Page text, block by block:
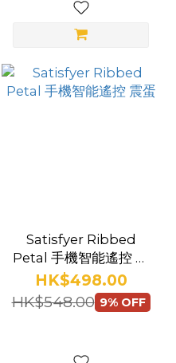
Satisfyer Ribbed
Petal 手機智能遙控 震
蛋
HK$498.00
HK$548.00 9% OFF